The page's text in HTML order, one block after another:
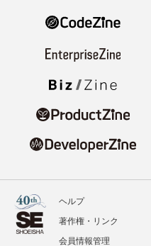
ヘルプ
著作権・リンク
会員情報管理